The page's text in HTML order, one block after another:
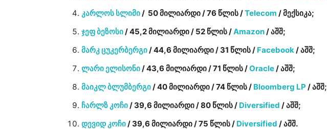
კარლოს სლიმი / 50 მილიარდი / 76 წლის /Telecom / მექსიკა;
ჯეფ ბეზოსი / 45,2 მილიარდი / 52 წლის /Amazon / აშშ;
მარკ ცუკერბერგი / 44,6 მილიარდი / 31 წლის / Facebook / აშშ;
ლარი ელისონი / 43,6 მილიარდი / 71 წლის /Oracle / აშშ;
მაიკლ ბლუმბერგი / 40 მილიარდი / 74 წლის / Bloomberg LP / აშშ;
ჩარლზ კოჩი / 39,6 მილიარდი / 80 წლის / Diversified / აშშ;
დევიდ კოჩი / 39,6 მილიარდი / 75 წლის / Diversified / აშშ.